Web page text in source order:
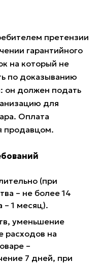
претензии
гарантийного
на который не
по доказыванию
он должен подать
для
Оплата
продавцом.
(при
– не более 14
– 1 месяц).
уменьшение
расходов на
–
7 дней, при